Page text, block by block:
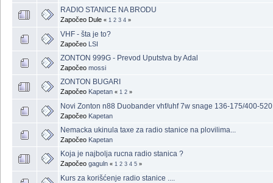
RADIO STANICE NA BRODU
Započeo Dule « 1 2 3 4 »
VHF - šta je to?
Započeo LSI
ZONTON 999G - Prevod Uputstva by Adal
Započeo mossi
ZONTON BUGARI
Započeo Kapetan « 1 2 »
Novi Zonton n88 Duobander vhf/uhf 7w snage 136-175/400-
Započeo Kapetan
Nemacka ukinula taxe za radio stanice na plovilima...
Započeo Kapetan
Koja je najbolja rucna radio stanica ?
Započeo gaguln « 1 2 3 4 5 »
Kurs za korišćenje radio stanice ....